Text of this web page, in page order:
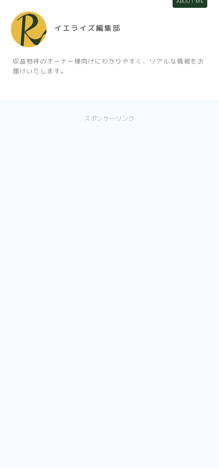
ABOUT ME
イエライズ編集部
収益物件のオーナー様向けにわかりやすく、リアルな情報をお
届けいたします。
スポンサーリンク